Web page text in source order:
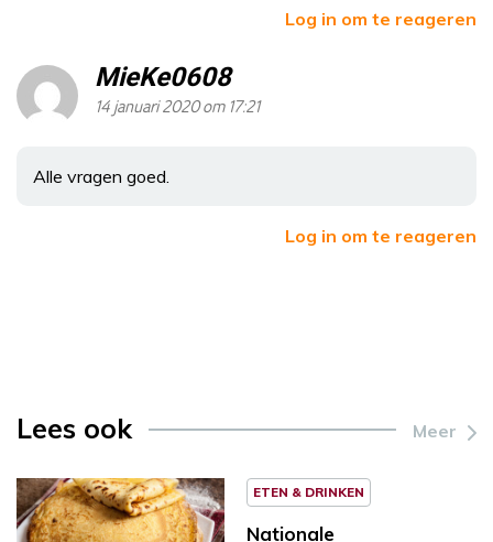
Log in om te reageren
MieKe0608
14 januari 2020 om 17:21
Alle vragen goed.
Log in om te reageren
Lees ook Meer
ETEN & DRINKEN
Nationale